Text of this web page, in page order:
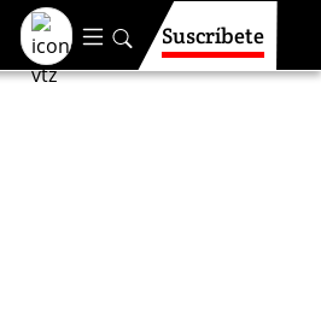
Suscríbete